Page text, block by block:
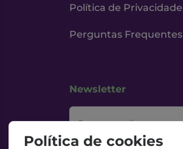
Política de Privacidade
Perguntas Frequentes
Newsletter
O seu email
Política de cookies